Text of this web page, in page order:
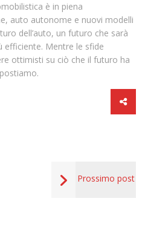
è in piena
auto autonome e nuovi modelli
dell’auto, un futuro che sarà
efficiente. Mentre le sfide
ottimisti su ciò che il futuro ha
Prossimo post